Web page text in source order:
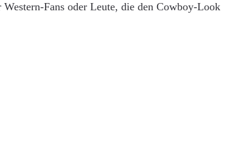
Fans oder Leute, die den Cowboy-Look